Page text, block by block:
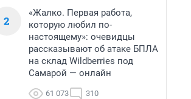
2
«Жалко. Первая работа,
которую любил по-
настоящему»: очевидцы
рассказывают об атаке БПЛА
на склад Wildberries под
Самарой — онлайн
61 073 310